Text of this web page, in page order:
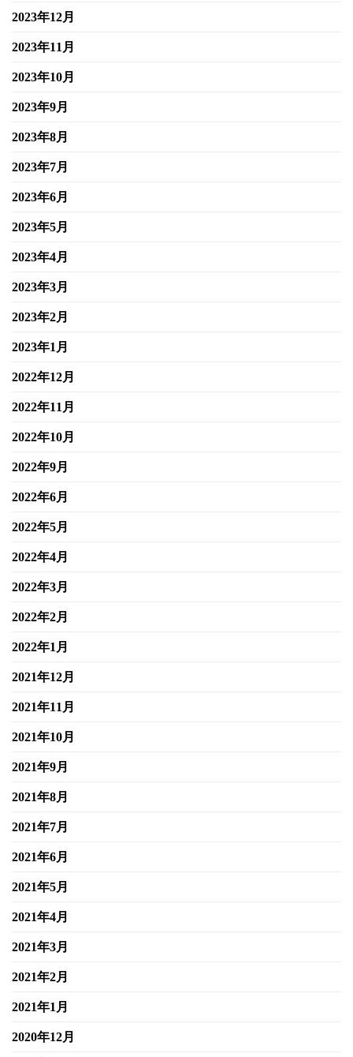
2023年12月
2023年11月
2023年10月
2023年9月
2023年8月
2023年7月
2023年6月
2023年5月
2023年4月
2023年3月
2023年2月
2023年1月
2022年12月
2022年11月
2022年10月
2022年9月
2022年6月
2022年5月
2022年4月
2022年3月
2022年2月
2022年1月
2021年12月
2021年11月
2021年10月
2021年9月
2021年8月
2021年7月
2021年6月
2021年5月
2021年4月
2021年3月
2021年2月
2021年1月
2020年12月